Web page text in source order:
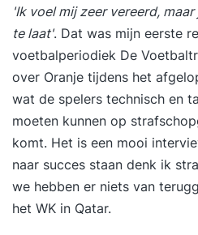
'Ik voel mij zeer vereerd,
te laat'. Dat was mijn eerste
voetbalperiodiek De
over Oranje tijdens het
wat de spelers technisch en
moeten kunnen op
komt. Het is een mooi
naar succes staan denk ik
we hebben er niets van
het WK in Qatar.